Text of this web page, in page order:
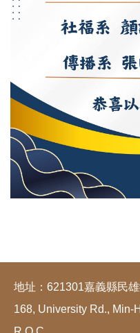
地址：621301嘉義縣民
168, University Rd., Min-